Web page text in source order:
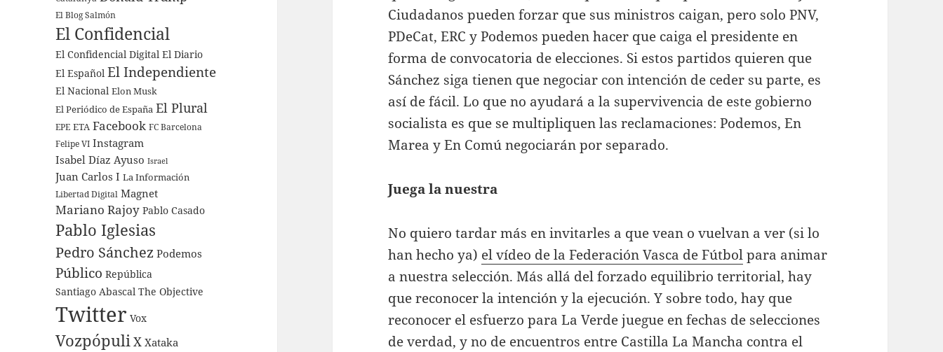
El Blog Salmón
El Confidencial
El Confidencial Digital El Diario
El Español El Independiente
El Nacional Elon Musk
El Periódico de España El Plural
EPE ETA Facebook FC Barcelona
Felipe VI Instagram
Isabel Díaz Ayuso Israel
Juan Carlos I La Información
Libertad Digital Magnet
Mariano Rajoy Pablo Casado
Pablo Iglesias
Pedro Sánchez Podemos
Público República
Santiago Abascal The Objective
Twitter Vox
Vozpópuli X Xataka
Ciudadanos pueden forzar que sus ministros caigan, pero solo PNV,
PDeCat, ERC y Podemos pueden hacer que caiga el presidente en
forma de convocatoria de elecciones. Si estos partidos quieren que
Sánchez siga tienen que negociar con intención de ceder su parte, es
así de fácil. Lo que no ayudará a la supervivencia de este gobierno
socialista es que se multipliquen las reclamaciones: Podemos, En
Marea y En Comú negociarán por separado.
Juega la nuestra
No quiero tardar más en invitarles a que vean o vuelvan a ver (si lo
han hecho ya) el vídeo de la Federación Vasca de Fútbolpara animar
a nuestra selección. Más allá del forzado equilibrio territorial, hay
que reconocer la intención y la ejecución. Y sobre todo, hay que
reconocer el esfuerzo para La Verde juegue en fechas de selecciones
de verdad, y no de encuentros entre Castilla La Mancha contra el